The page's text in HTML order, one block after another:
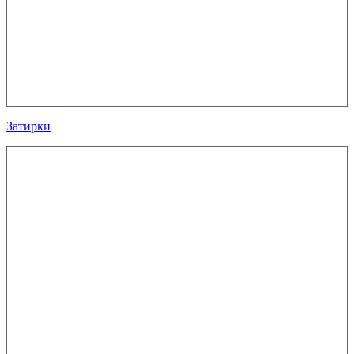
Затирки